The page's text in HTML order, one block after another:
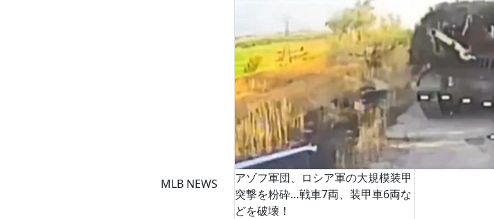
MLB NEWS
アゾフ軍団、ロシア軍の大規模装甲
突撃を粉砕…戦車7両、装甲車6両な
どを破壊！